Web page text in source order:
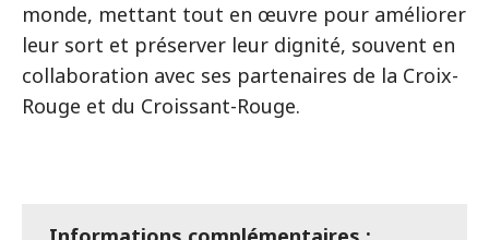
monde, mettant tout en œuvre pour améliorer
leur sort et préserver leur dignité, souvent en
collaboration avec ses partenaires de la Croix-
Rouge et du Croissant-Rouge.